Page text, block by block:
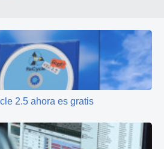
2.5 ahora es gratis